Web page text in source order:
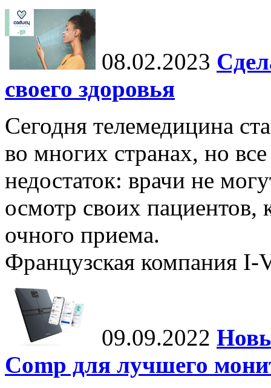
08.02.2023
своего здоровья
Сегодня телемедицина
во многих странах, но
недостаток: врачи не
осмотр своих пациентов,
очного приема.
Французская компания I-
09.09.2022
Comp для лучшего